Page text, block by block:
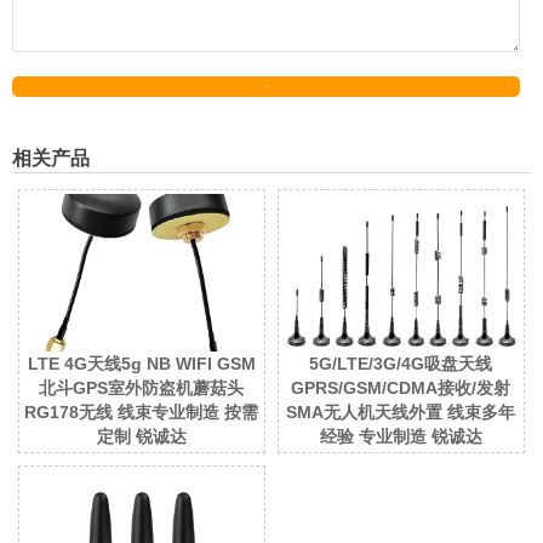
相关产品
LTE 4G天线5g NB WIFI GSM
北斗GPS室外防盗机蘑菇头
RG178无线 线束专业制造 按需
定制 锐诚达
5G/LTE/3G/4G吸盘天线
GPRS/GSM/CDMA接收/发射
SMA无人机天线外置 线束多年
经验 专业制造 锐诚达